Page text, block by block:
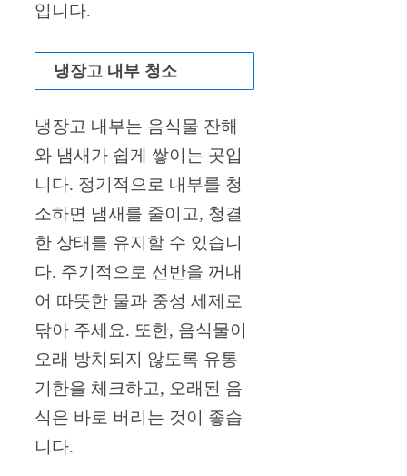
입니다.
냉장고 내부 청소
냉장고 내부는 음식물 잔해
와 냄새가 쉽게 쌓이는 곳입
니다. 정기적으로 내부를 청
소하면 냄새를 줄이고, 청결
한 상태를 유지할 수 있습니
다. 주기적으로 선반을 꺼내
어 따뜻한 물과 중성 세제로
닦아 주세요. 또한, 음식물이
오래 방치되지 않도록 유통
기한을 체크하고, 오래된 음
식은 바로 버리는 것이 좋습
니다.